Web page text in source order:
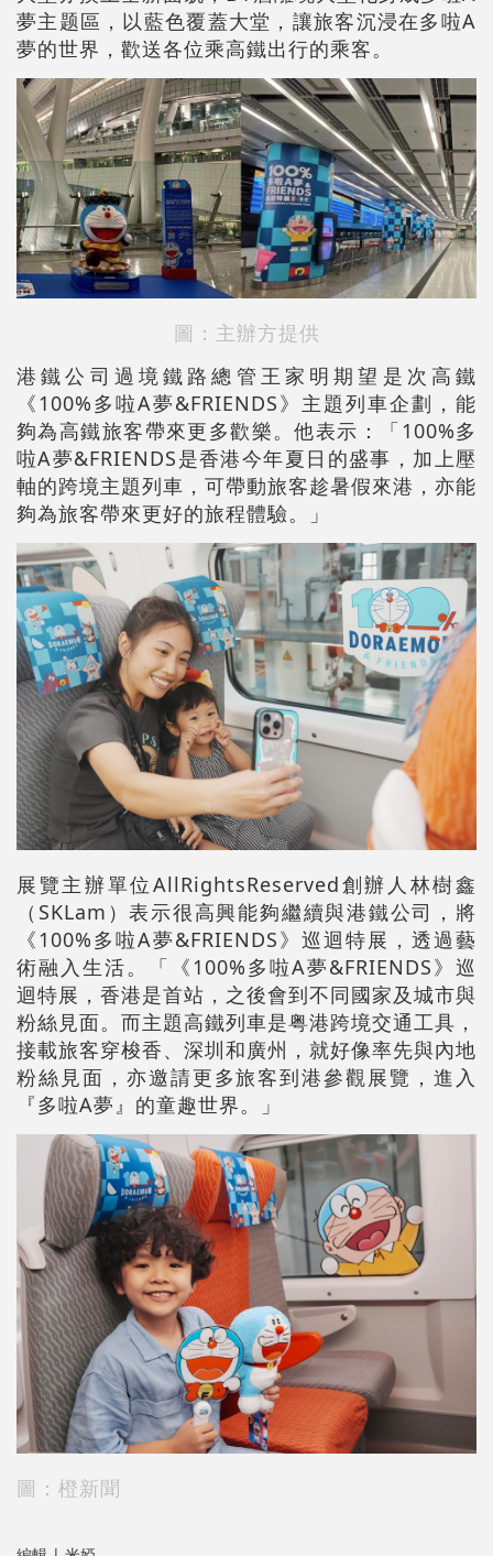
夢主题區，以藍色覆蓋大堂，讓旅客沉浸在多啦A
夢的世界，歡送各位乘高鐵出行的乘客。
圖：主辦方提供
港鐵公司過境鐵路總管王家明期望是次高鐵
《100%多啦A夢&FRIENDS》主題列車企劃，能
夠為高鐵旅客帶來更多歡樂。他表示：「100%多
啦A夢&FRIENDS是香港今年夏日的盛事，加上壓
軸的跨境主題列車，可帶動旅客趁暑假來港，亦能
夠為旅客帶來更好的旅程體驗。」
展覽主辦單位AllRightsReserved創辦人林樹鑫
（SKLam）表示很高興能夠繼續與港鐵公司，將
《100%多啦A夢&FRIENDS》巡迴特展，透過藝
術融入生活。「《100%多啦A夢&FRIENDS》巡
迴特展，香港是首站，之後會到不同國家及城市與
粉絲見面。而主題高鐵列車是粤港跨境交通工具，
接載旅客穿梭香、深圳和廣州，就好像率先與內地
粉絲見面，亦邀請更多旅客到港參觀展覽，進入
『多啦A夢』的童趣世界。」
圖：橙新聞